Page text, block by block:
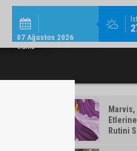
07 Ağustos 2026
Cuma
MODA / TREND
TAMAMLAYAN MAKYAJ ÜRÜNLERI
Marvis,
Rutini